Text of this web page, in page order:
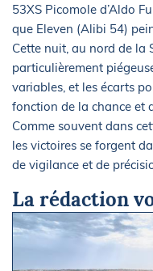
53XS Picomole d’Aldo
que Eleven (Alibi 54)
Cette nuit, au nord de la
particulièrement
variables, et les écarts
fonction de la chance et
Comme souvent dans
les victoires se forgent
de vigilance et de
La rédaction